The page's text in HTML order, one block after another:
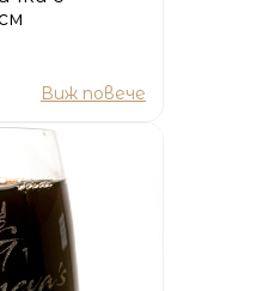
Виж повече